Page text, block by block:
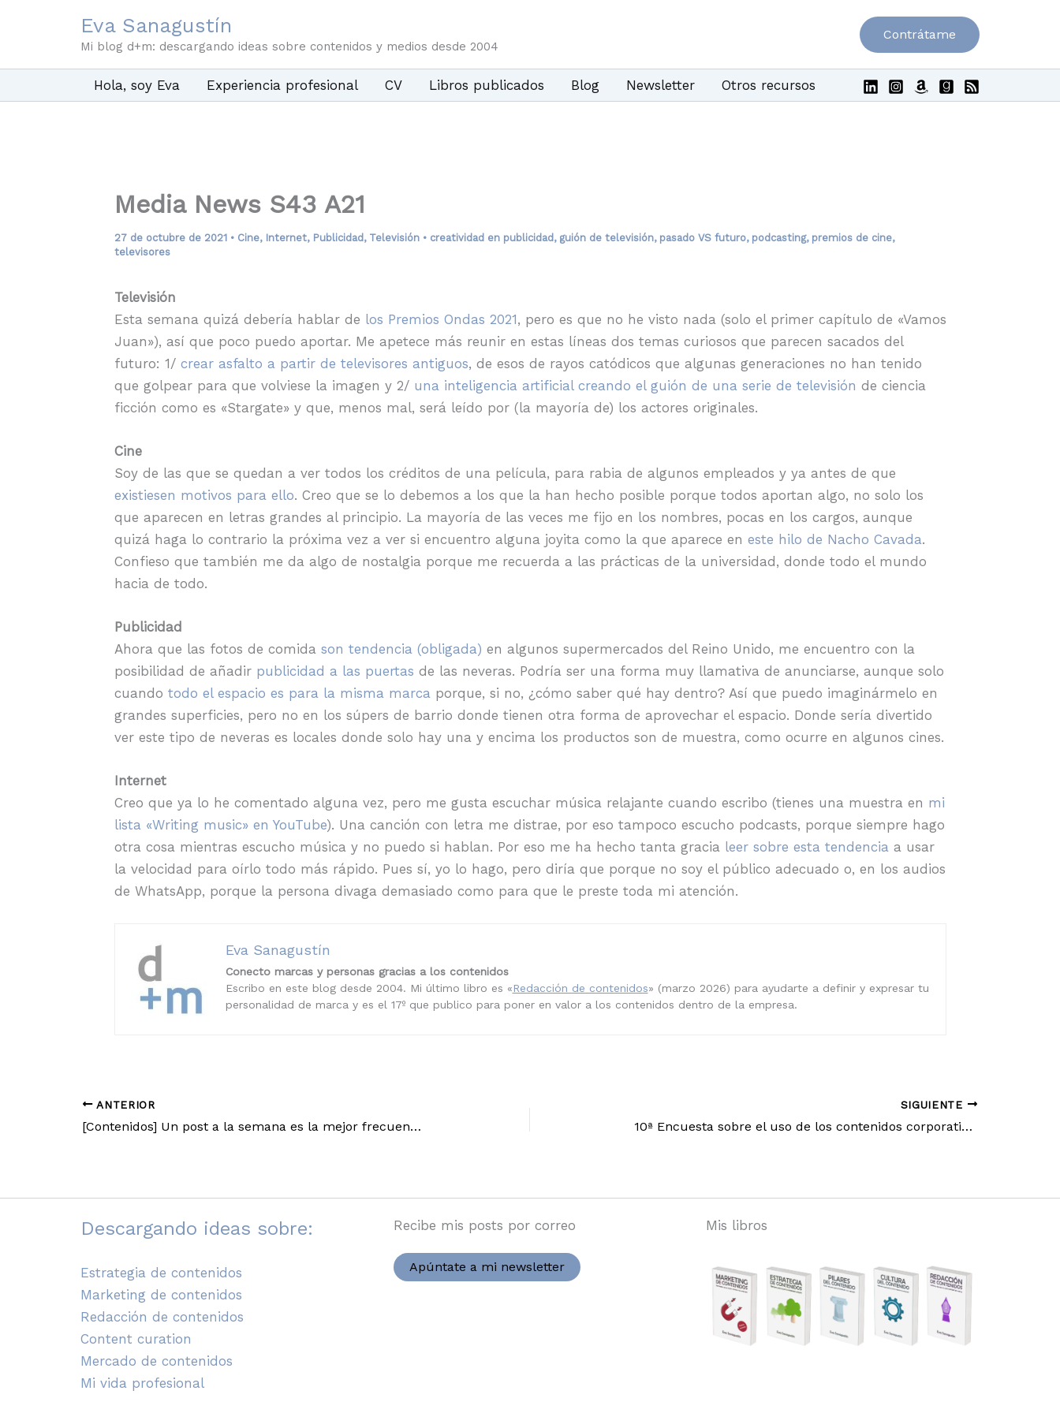
Eva Sanagustín
Mi blog d+m: descargando ideas sobre contenidos y medios desde 2004
Contrátame
Hola, soy Eva Experiencia profesional CV Libros publicados Blog Newsletter Otros recursos
Media News S43 A21
27 de octubre de 2021 • Cine, Internet, Publicidad, Televisión• creatividad en publicidad, guión de televisión, pasado VS futuro, podcasting, premios de cine,
televisores
Televisión
Esta semana quizá debería hablar de los Premios Ondas 2021, pero es que no he visto nada (solo el primer capítulo de «Vamos
Juan»), así que poco puedo aportar. Me apetece más reunir en estas líneas dos temas curiosos que parecen sacados del
futuro: 1/ crear asfalto a partir de televisores antiguos, de esos de rayos catódicos que algunas generaciones no han tenido
que golpear para que volviese la imagen y 2/ una inteligencia artificial creando el guión de una serie de televisión de ciencia
ficción como es «Stargate» y que, menos mal, será leído por (la mayoría de) los actores originales.
Cine
Soy de las que se quedan a ver todos los créditos de una película, para rabia de algunos empleados y ya antes de que
existiesen motivos para ello. Creo que se lo debemos a los que la han hecho posible porque todos aportan algo, no solo los
que aparecen en letras grandes al principio. La mayoría de las veces me fijo en los nombres, pocas en los cargos, aunque
quizá haga lo contrario la próxima vez a ver si encuentro alguna joyita como la que aparece en este hilo de Nacho Cavada.
Confieso que también me da algo de nostalgia porque me recuerda a las prácticas de la universidad, donde todo el mundo
hacia de todo.
Publicidad
Ahora que las fotos de comida son tendencia (obligada) en algunos supermercados del Reino Unido, me encuentro con la
posibilidad de añadir publicidad a las puertas de las neveras. Podría ser una forma muy llamativa de anunciarse, aunque solo
cuando todo el espacio es para la misma marca porque, si no, ¿cómo saber qué hay dentro? Así que puedo imaginármelo en
grandes superficies, pero no en los súpers de barrio donde tienen otra forma de aprovechar el espacio. Donde sería divertido
ver este tipo de neveras es locales donde solo hay una y encima los productos son de muestra, como ocurre en algunos cines.
Internet
Creo que ya lo he comentado alguna vez, pero me gusta escuchar música relajante cuando escribo (tienes una muestra en mi
lista «Writing music» en YouTube). Una canción con letra me distrae, por eso tampoco escucho podcasts, porque siempre hago
otra cosa mientras escucho música y no puedo si hablan. Por eso me ha hecho tanta gracia leer sobre esta tendenciaa usar
la velocidad para oírlo todo más rápido. Pues sí, yo lo hago, pero diría que porque no soy el público adecuado o, en los audios
de WhatsApp, porque la persona divaga demasiado como para que le preste toda mi atención.
Eva Sanagustín
Conecto marcas y personas gracias a los contenidos
Escribo en este blog desde 2004. Mi último libro es «Redacción de contenidos» (marzo 2026) para ayudarte a definir y expresar tu
personalidad de marca y es el 17º que publico para poner en valor a los contenidos dentro de la empresa.
ANTERIOR
[Contenidos] Un post a la semana es la mejor frecuencia
SIGUIENTE
10ª Encuesta sobre el uso de los contenidos corporativos
Descargando ideas sobre:
Estrategia de contenidos
Marketing de contenidos
Redacción de contenidos
Content curation
Mercado de contenidos
Mi vida profesional
Recibe mis posts por correo
Apúntate a mi newsletter
Mis libros